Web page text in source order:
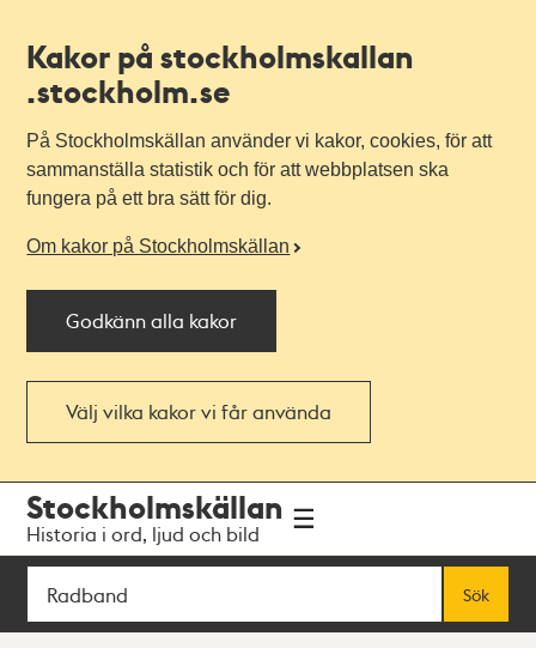
Kakor på stockholmskallan
.stockholm.se
På Stockholmskällan använder vi kakor, cookies, för att
sammanställa statistik och för att webbplatsen ska
fungera på ett bra sätt för dig.
Om kakor på Stockholmskällan
Godkänn alla kakor
Välj vilka kakor vi får använda
navigationen
huvudinnehållet
Stockholmskällan
Historia i ord, ljud och bild
Sök
Sök